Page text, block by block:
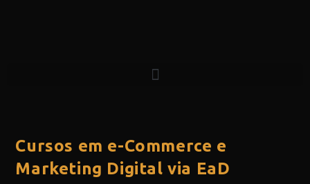
Cursos em e-Commerce e
Marketing Digital via EaD